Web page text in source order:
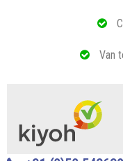
Van